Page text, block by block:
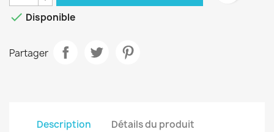
 Disponible
Partager
Description Détails du produit